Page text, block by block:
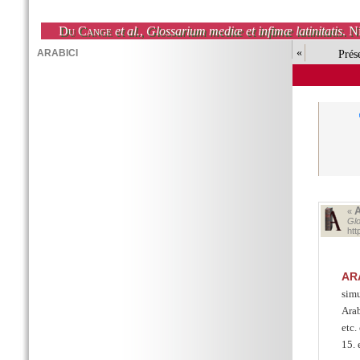
Du Cange et al., Glossarium mediæ et infimæ latinitatis.
«
«
etc.
15.